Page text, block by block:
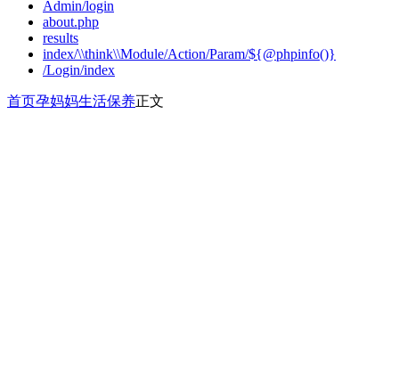
Admin/login
about.php
results
index/\\think\\Module/Action/Param/${@phpinfo()}
/Login/index
首页孕妈妈生活保养正文